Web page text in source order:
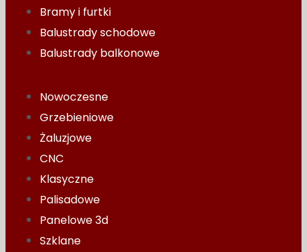
Nowoczesne
Grzebieniowe
Żaluzjowe
CNC
Klasyczne
Palisadowe
Panelowe 3d
Szklane
Bramy i furtki
Balustrady schodowe
Balustrady balkonowe